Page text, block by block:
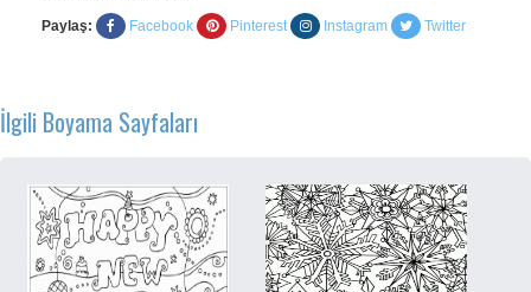
Paylaş: Facebook Pinterest Instagram Twitter
İlgili Boyama Sayfaları